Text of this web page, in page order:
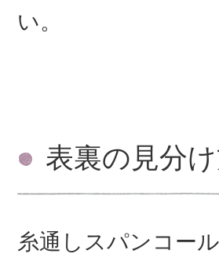
い。
表裏の見分
糸通しスパンコー